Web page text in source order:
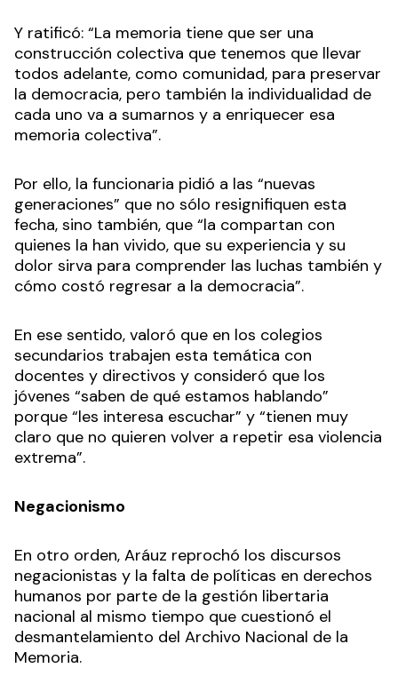
Y ratificó: “La memoria tiene que ser una
construcción colectiva que tenemos que llevar
todos adelante, como comunidad, para preservar
la democracia, pero también la individualidad de
cada uno va a sumarnos y a enriquecer esa
memoria colectiva”.
Por ello, la funcionaria pidió a las “nuevas
generaciones” que no sólo resignifiquen esta
fecha, sino también, que “la compartan con
quienes la han vivido, que su experiencia y su
dolor sirva para comprender las luchas también y
cómo costó regresar a la democracia”.
En ese sentido, valoró que en los colegios
secundarios trabajen esta temática con
docentes y directivos y consideró que los
jóvenes “saben de qué estamos hablando”
porque “les interesa escuchar” y “tienen muy
claro que no quieren volver a repetir esa violencia
extrema”.
Negacionismo
En otro orden, Aráuz reprochó los discursos
negacionistas y la falta de políticas en derechos
humanos por parte de la gestión libertaria
nacional al mismo tiempo que cuestionó el
desmantelamiento del Archivo Nacional de la
Memoria.